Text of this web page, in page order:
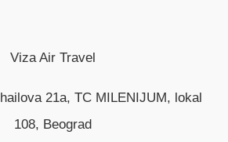
Viza Air Travel
21a, TC MILENIJUM, lokal
108, Beograd